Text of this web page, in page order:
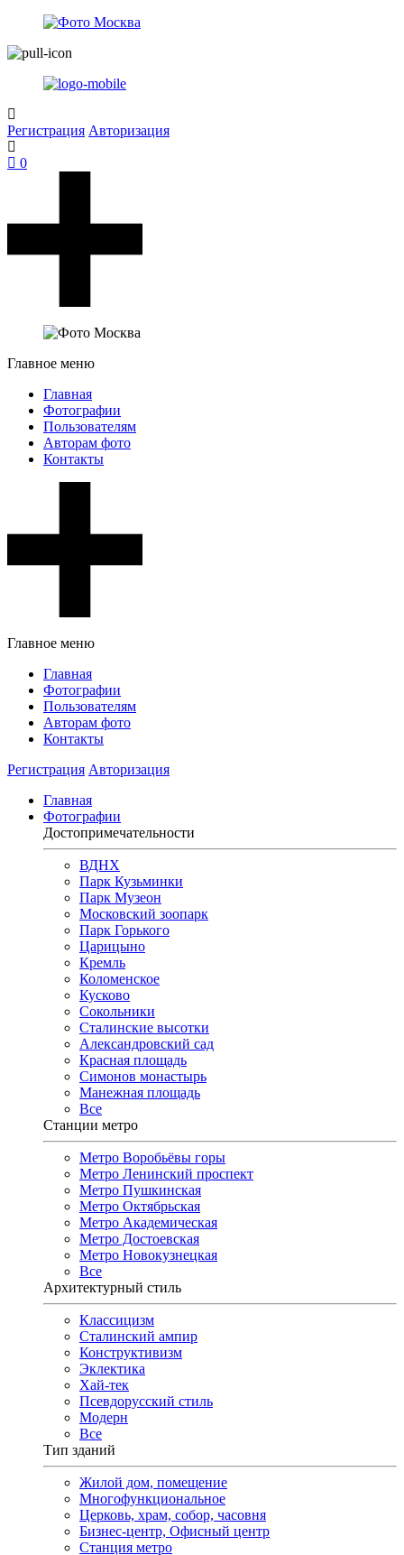
Регистрация Авторизация
0
Главное меню
Главная
Фотографии
Пользователям
Авторам фото
Контакты
Главное меню
Главная
Фотографии
Пользователям
Авторам фото
Контакты
Регистрация Авторизация
Главная
Фотографии
Достопримечательности
ВДНХ
Парк Кузьминки
Парк Музеон
Московский зоопарк
Парк Горького
Царицыно
Кремль
Коломенское
Кусково
Сокольники
Сталинские высотки
Александровский сад
Красная площадь
Симонов монастырь
Манежная площадь
Все
Станции метро
Метро Воробьёвы горы
Метро Ленинский проспект
Метро Пушкинская
Метро Октябрьская
Метро Академическая
Метро Достоевская
Метро Новокузнецкая
Все
Архитектурный стиль
Классицизм
Сталинский ампир
Конструктивизм
Эклектика
Хай-тек
Псевдорусский стиль
Модерн
Все
Тип зданий
Жилой дом, помещение
Многофункциональное
Церковь, храм, собор, часовня
Бизнес-центр, Офисный центр
Станция метро